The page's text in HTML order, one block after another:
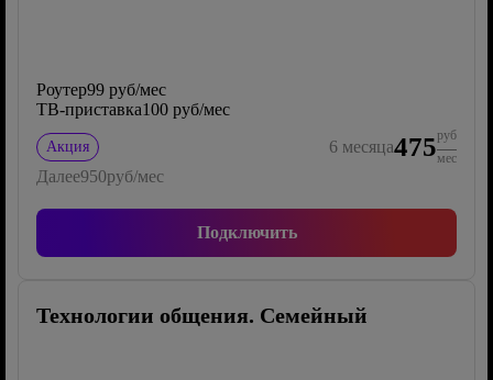
Роутер99 руб/мес
ТВ-приставка100 руб/мес
Акция 6 месяца475руб
мес
Далее950руб/мес
Подключить
Технологии общения. Семейный